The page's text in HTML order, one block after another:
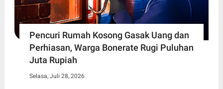
Pencuri Rumah Kosong Gasak Uang dan
Perhiasan, Warga Bonerate Rugi Puluhan
Juta Rupiah
Selasa, Juli 28, 2026